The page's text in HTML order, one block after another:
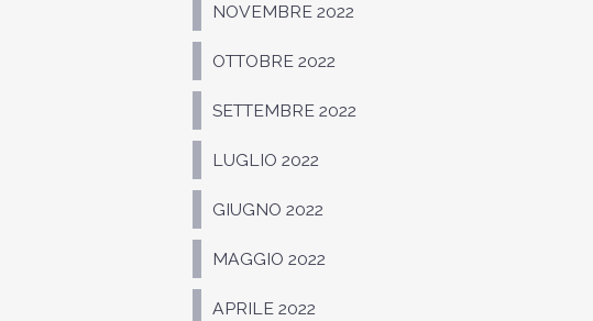
NOVEMBRE 2022
OTTOBRE 2022
SETTEMBRE 2022
LUGLIO 2022
GIUGNO 2022
MAGGIO 2022
APRILE 2022